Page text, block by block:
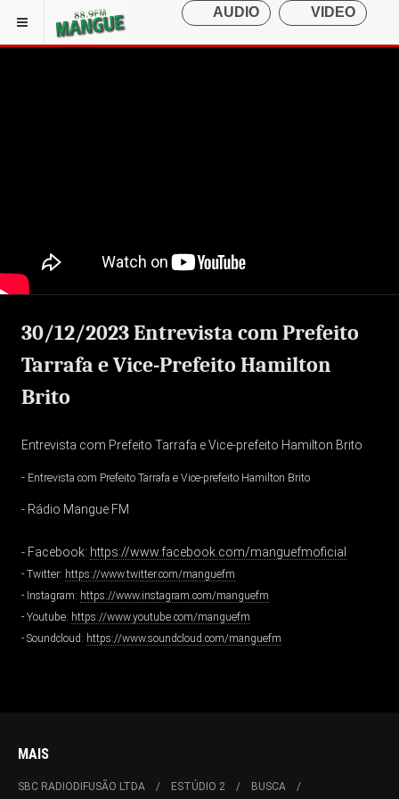
30/12/2023 Entrevista com Prefeito
Tarrafa e Vice-Prefeito Hamilton
Brito
Entrevista com Prefeito Tarrafa e Vice-prefeito Hamilton Brito
- Entrevista com Prefeito Tarrafa e Vice-prefeito Hamilton Brito
- Rádio Mangue FM
- Facebook: https://www.facebook.com/manguefmoficial
- Twitter: https://www.twitter.com/manguefm
- Instagram: https://www.instagram.com/manguefm
- Youtube: https://www.youtube.com/manguefm
- Soundcloud: https://www.soundcloud.com/manguefm
MAIS
SBC RADIODIFUSÃO LTDA ESTÚDIO 2 BUSCA